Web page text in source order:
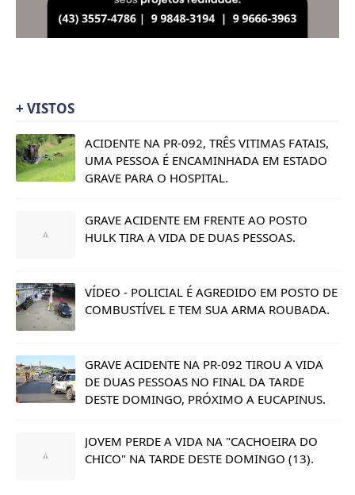
+ VISTOS
ACIDENTE NA PR-092, TRÊS VITIMAS FATAIS,
UMA PESSOA É ENCAMINHADA EM ESTADO
GRAVE PARA O HOSPITAL.
GRAVE ACIDENTE EM FRENTE AO POSTO
HULK TIRA A VIDA DE DUAS PESSOAS.
VÍDEO - POLICIAL É AGREDIDO EM POSTO DE
COMBUSTÍVEL E TEM SUA ARMA ROUBADA.
GRAVE ACIDENTE NA PR-092 TIROU A VIDA
DE DUAS PESSOAS NO FINAL DA TARDE
DESTE DOMINGO, PRÓXIMO A EUCAPINUS.
JOVEM PERDE A VIDA NA "CACHOEIRA DO
CHICO" NA TARDE DESTE DOMINGO (13).